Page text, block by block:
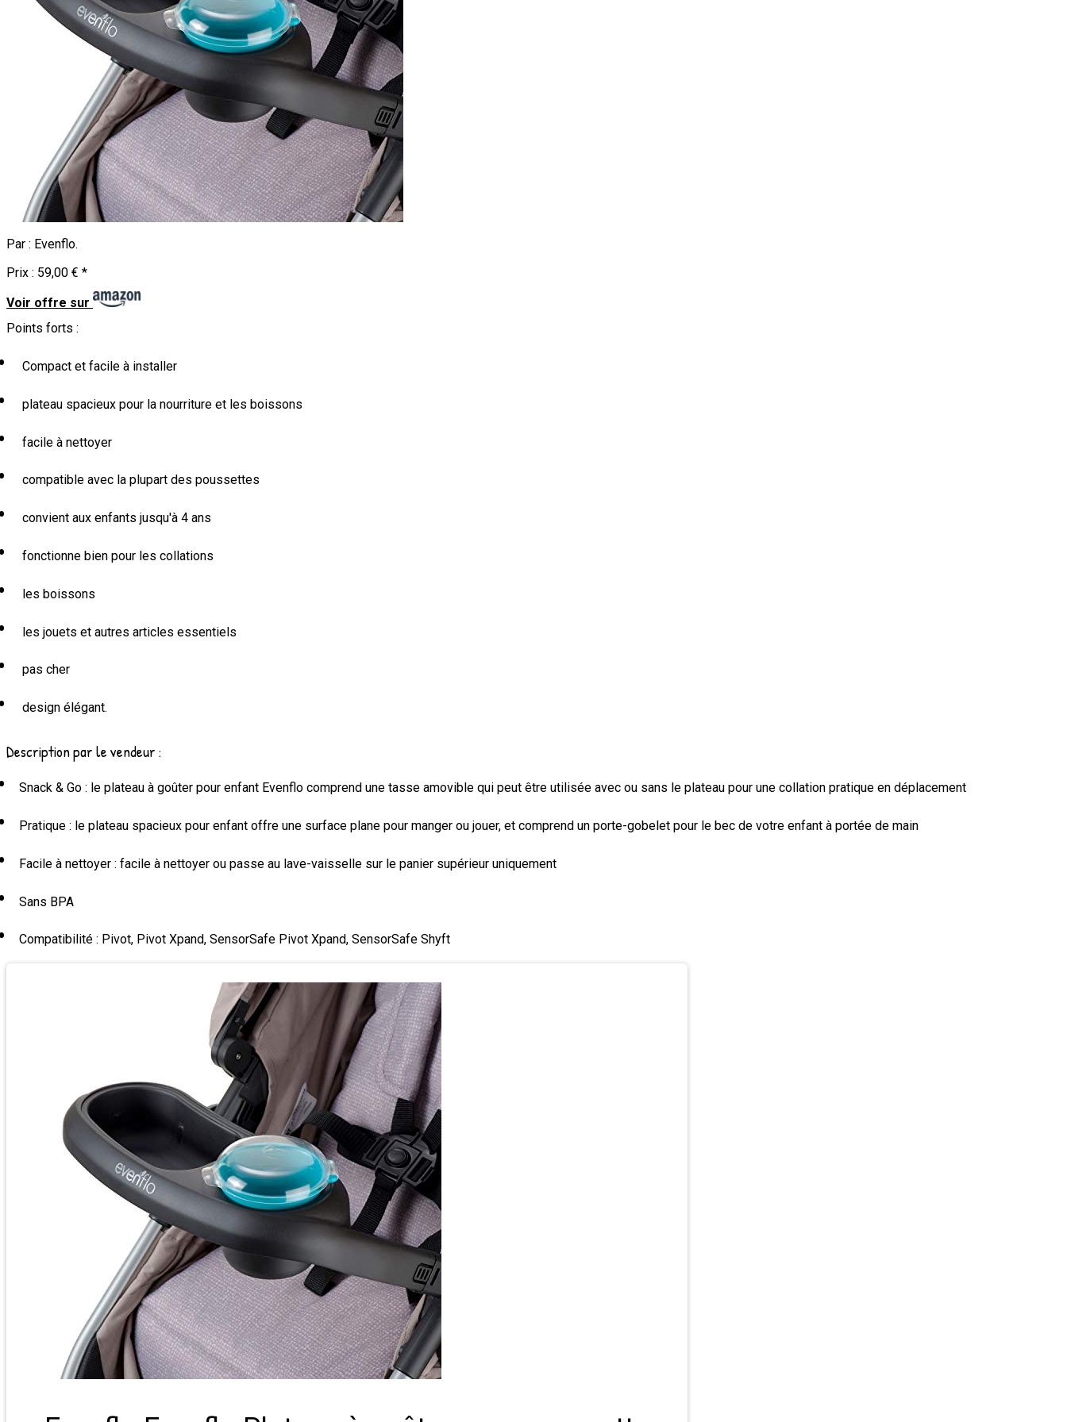
Par : Evenflo.
Prix : 59,00 € *
Voir offre sur
Points forts :
Compact et facile à installer
plateau spacieux pour la nourriture et les boissons
facile à nettoyer
compatible avec la plupart des poussettes
convient aux enfants jusqu'à 4 ans
fonctionne bien pour les collations
les boissons
les jouets et autres articles essentiels
pas cher
design élégant.
Description par le vendeur :
Snack & Go : le plateau à goûter pour enfant Evenflo comprend une tasse amovible qui peut être utilisée avec ou sans le plateau pour une collation pratique en déplacement
Pratique : le plateau spacieux pour enfant offre une surface plane pour manger ou jouer, et comprend un porte-gobelet pour le bec de votre enfant à portée de main
Facile à nettoyer : facile à nettoyer ou passe au lave-vaisselle sur le panier supérieur uniquement
Sans BPA
Compatibilité : Pivot, Pivot Xpand, SensorSafe Pivot Xpand, SensorSafe Shyft